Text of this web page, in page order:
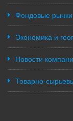
Фондовые
Экономика и
Новости
Товарно-